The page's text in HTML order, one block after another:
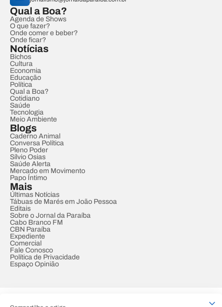
Qual a Boa?
Agenda de Shows
O que fazer?
Onde comer e beber?
Onde ficar?
Notícias
Bichos
Cultura
Economia
Educação
Política
Qual a Boa?
Cotidiano
Saúde
Tecnologia
Meio Ambiente
Blogs
Caderno Animal
Conversa Política
Pleno Poder
Sílvio Osias
Saúde Alerta
Mercado em Movimento
Papo Íntimo
Mais
Últimas Notícias
Tábuas de Marés em João Pessoa
Editais
Sobre o Jornal da Paraíba
Cabo Branco FM
CBN Paraíba
Expediente
Comercial
Fale Conosco
Política de Privacidade
Espaço Opinião